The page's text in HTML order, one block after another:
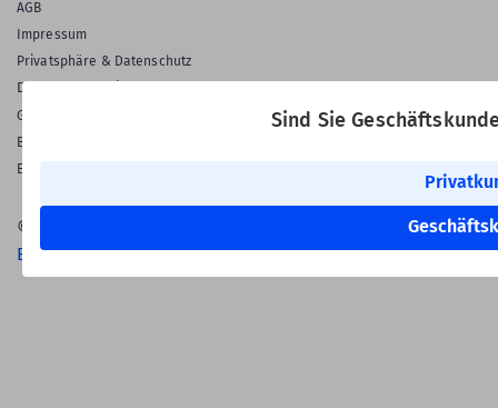
Sind Sie
AGB
Impressum
Privatsphäre & Datenschutz
Datenschutz-Einstellungen
Gewährleistung
Barrierefreiheitserklärung
English Language
© 2026 Labelident GmbH
Ein Unternehmen der Klaus Kroschke Gruppe